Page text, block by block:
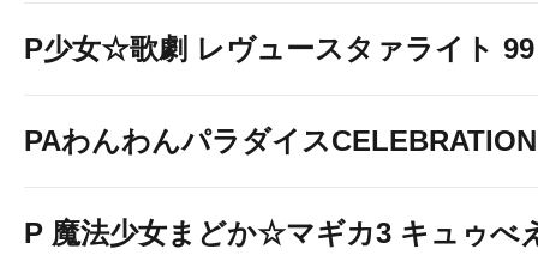
P少女☆歌劇 レヴュースタァライト 99
PAわんわんパラダイスCELEBRATION
P 魔法少女まどか☆マギカ3 キュゥべ